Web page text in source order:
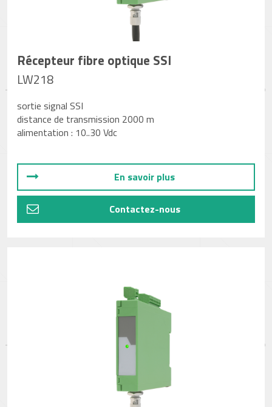
Récepteur fibre optique SSI
LW218
sortie signal SSI
distance de transmission 2000 m
alimentation : 10..30 Vdc
En savoir plus
Contactez-nous